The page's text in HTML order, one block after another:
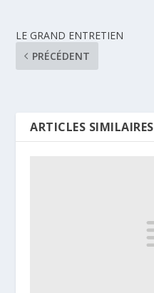
LE GRAND ENTRETIEN
PRÉCÉDENT
ARTICLES SIMILAIRES